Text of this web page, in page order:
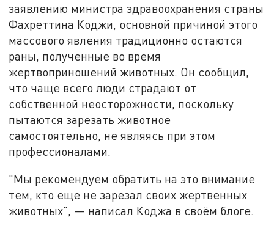
заявлению министра здравоохранения страны
Фахреттина Коджи, основной причиной этого
массового явления традиционно остаются
раны, полученные во время
жертвоприношений животных. Он сообщил,
что чаще всего люди страдают от
собственной неосторожности, поскольку
пытаются зарезать животное
самостоятельно, не являясь при этом
профессионалами.
"Мы рекомендуем обратить на это внимание
тем, кто еще не зарезал своих жертвенных
животных", — написал Коджа в своём блоге.